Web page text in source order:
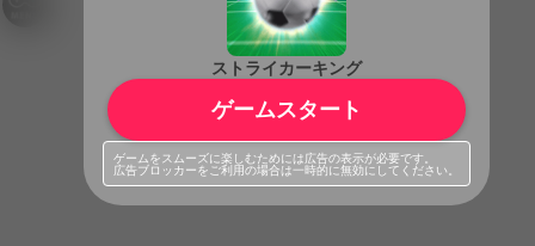
ストライカーキング
ゲームスタート
ゲームをスムーズに楽しむためには広告の表示が必要です。
広告ブロッカーをご利用の場合は一時的に無効にしてください。